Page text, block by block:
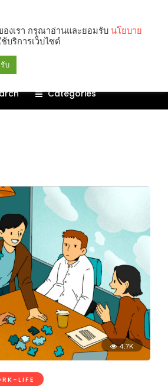
Categories
4.7K
LIFE
องเรา กรุณาอ่านและยอมรับ นโยบาย
ช้บริการเว็บไซต์
บ